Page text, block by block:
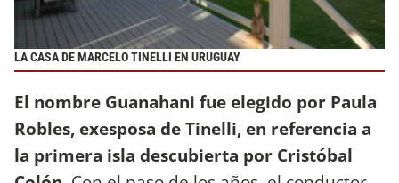
LA CASA DE MARCELO TINELLI EN URUGUAY
El nombre Guanahani fue elegido por Paula
Robles, exesposa de Tinelli, en referencia a
la primera isla descubierta por Cristóbal